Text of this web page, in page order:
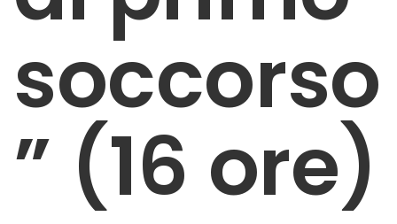
soccorso
” (16 ore)